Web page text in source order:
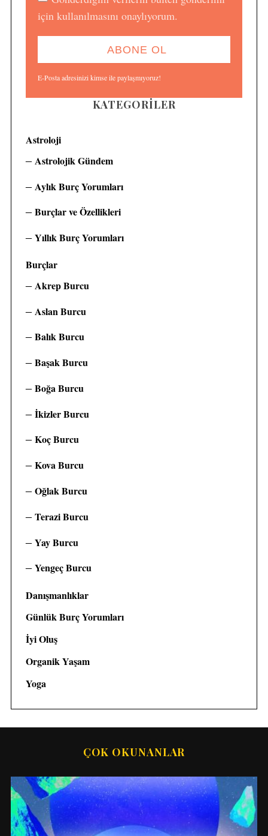
için kullanılmasını onaylıyorum.
E-Posta adresinizi kimse ile paylaşmıyoruz!
KATEGORILER
Astroloji
Astrolojik Gündem
Aylık Burç Yorumları
Burçlar ve Özellikleri
Yıllık Burç Yorumları
Burçlar
Akrep Burcu
Aslan Burcu
Balık Burcu
Başak Burcu
Boğa Burcu
İkizler Burcu
Koç Burcu
Kova Burcu
Oğlak Burcu
Terazi Burcu
Yay Burcu
Yengeç Burcu
Danışmanlıklar
Günlük Burç Yorumları
İyi Oluş
Organik Yaşam
Yoga
ÇOK OKUNANLAR
S
e
r
r
: